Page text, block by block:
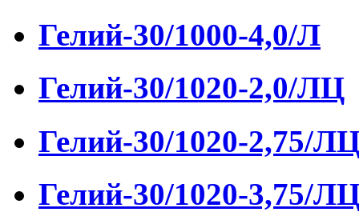
Гелий-30/1000-4,0/Л
Гелий-30/1020-2,0/ЛЦ
Гелий-30/1020-2,75/
Гелий-30/1020-3,75/